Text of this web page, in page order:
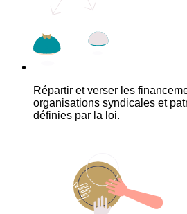
Répartir et verser les
organisations syndicales et
définies par la loi.